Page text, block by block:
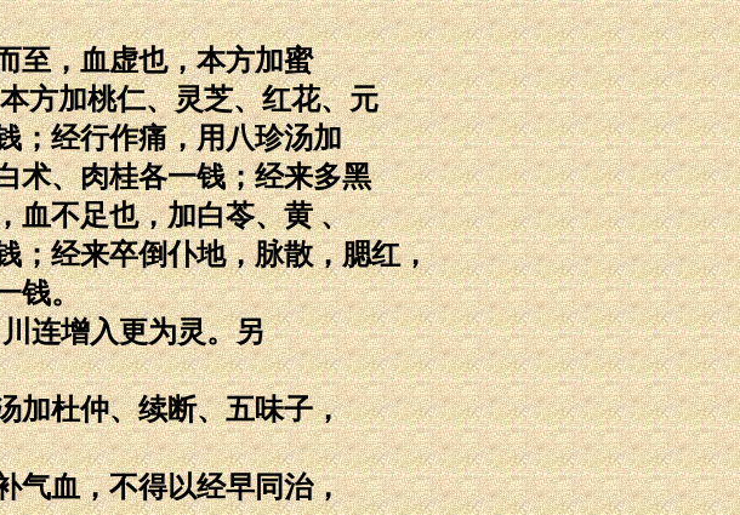
至，血虚也，本方加蜜
方加桃仁、灵芝、红花、元
；经行作痛，用八珍汤加
术、肉桂各一钱；经来多黑
血不足也，加白苓、黄 、
；经来卒倒仆地，脉散，腮红，
钱。
连增入更为灵。另
加杜仲、续断、五味子，
气血，不得以经早同治，